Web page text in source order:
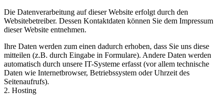
Die Datenverarbeitung auf dieser Website erfolgt durch den
Websitebetreiber. Dessen Kontaktdaten können Sie dem Impressum
dieser Website entnehmen.
Ihre Daten werden zum einen dadurch erhoben, dass Sie uns diese
mitteilen (z.B. durch Eingabe in Formulare). Andere Daten werden
automatisch durch unsere IT-Systeme erfasst (vor allem technische
Daten wie Internetbrowser, Betriebssystem oder Uhrzeit des
Seitenaufrufs).
2. Hosting